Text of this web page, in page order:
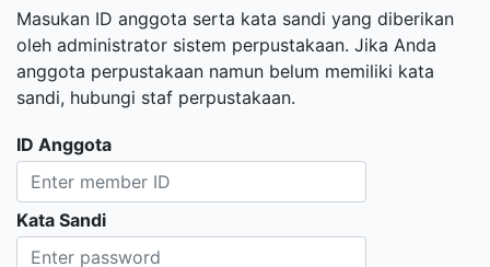
Masukan ID anggota serta kata sandi yang diberikan
oleh administrator sistem perpustakaan. Jika Anda
anggota perpustakaan namun belum memiliki kata
sandi, hubungi staf perpustakaan.
ID Anggota
Kata Sandi